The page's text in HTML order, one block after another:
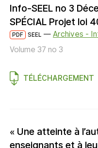
Info-SEEL no 3
SPÉCIAL Projet loi
PDF SEEL — Archives -
Volume 37 no 3
TÉLÉCHARGEMENT
« Une atteinte à
enseignants et à